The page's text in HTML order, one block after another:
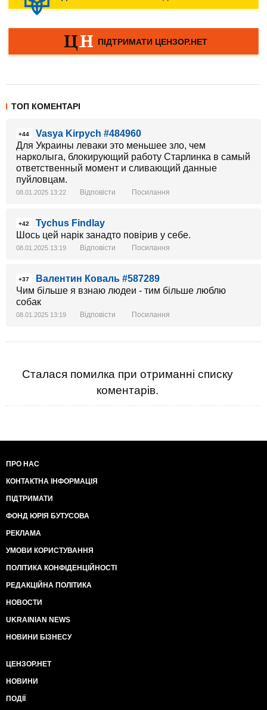
ТОП КОМЕНТАРІ
+44
Vasya Kirpych #484960
Для Украины леваки это меньшее зло, чем
нарколыга, блокирующий работу Старлинка в самый
ответственный момент и сливающий данные
пуйловцам.
08.01.2025 13:22 Відповісти Посилання
+42
Tychus Findlay
Шось цей нарік занадто повірив у себе.
08.01.2025 13:19 Відповісти Посилання
+37
Валентин Коваль #587289
Чим більше я взнаю людеи - тим більше люблю
собак
08.01.2025 13:19 Відповісти Посилання
Сталася помилка при отриманні списку
коментарів.
ПРО НАС
КОНТАКТНА ІНФОРМАЦІЯ
ПІДТРИМАТИ
ФОНД ЮРІЯ БУТУСОВА
РЕКЛАМА
УМОВИ КОРИСТУВАННЯ
ПОЛІТИКА КОНФІДЕНЦІЙНОСТІ
РЕДАКЦІЙНА ПОЛІТИКА
НОВОСТИ
UKRAINIAN NEWS
НОВИНИ БІЗНЕСУ
ЦЕНЗОР.НЕТ
НОВИНИ
ПОДІЇ